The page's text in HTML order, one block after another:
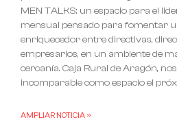
MEN TALKS: un espacio para el
mensual pensado para fomentar
enriquecedor entre directivas,
empresarios, en un ambiente de
cercanía. Caja Rural de Aragón,
incomparable como espacio el
AMPLIAR NOTICIA »